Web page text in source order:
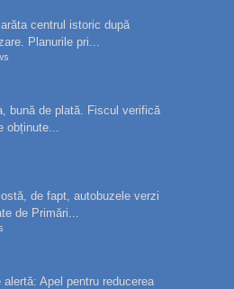
centrul istoric după
Planurile pri...
bună de plată. Fiscul verifică
obținute...
de fapt, autobuzele verzi
de Primări...
alertă: Apel pentru reducerea